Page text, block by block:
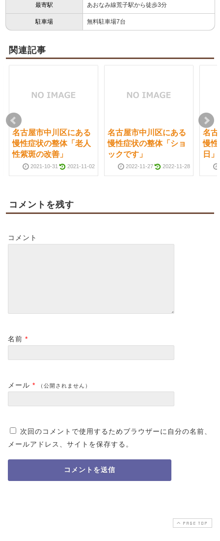
最寄駅 あおなみ線荒子駅から徒歩3分
駐車場 無料駐車場7台
関連記事
名古屋市中川区にある
慢性症状の整体「老人
性紫斑の改善」
2021-10-31 2021-11-02
名古屋市中川区にある
慢性症状の整体「ショ
ックです」
2022-11-27 2022-11-28
名
慢
日」
コメントを残す
コメント
名前 *
メール * （公開されません）
次回のコメントで使用するためブラウザーに自分の名前、
メールアドレス、サイトを保存する。
PAGE TOP